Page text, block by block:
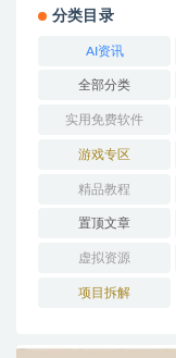
分类目录
AI资讯
全部分类
实用免费软件
游戏专区
精品教程
置顶文章
虚拟资源
项目拆解